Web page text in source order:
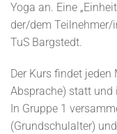
Yoga an. Eine
der/dem
TuS Bargstedt.
Der Kurs findet
Absprache) statt und
In Gruppe 1
(Grundschulalter)